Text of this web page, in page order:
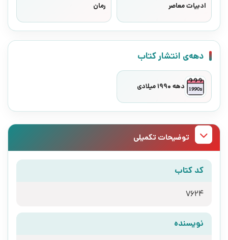
ادبیات معاصر رمان
دهه‌ی انتشار کتاب
دهه 1990 میلادی
توضیحات تکمیلی
کد کتاب
7624
نویسنده